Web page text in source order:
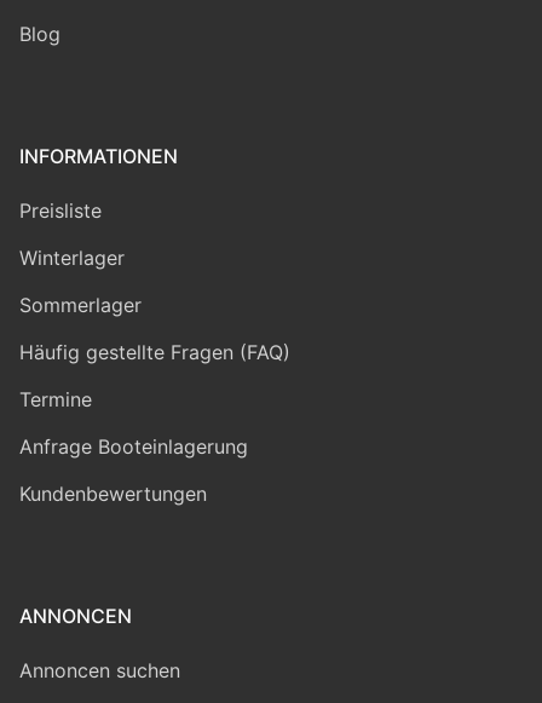
Blog
INFORMATIONEN
Preisliste
Winterlager
Sommerlager
Häufig gestellte Fragen (FAQ)
Termine
Anfrage Booteinlagerung
Kundenbewertungen
ANNONCEN
Annoncen suchen